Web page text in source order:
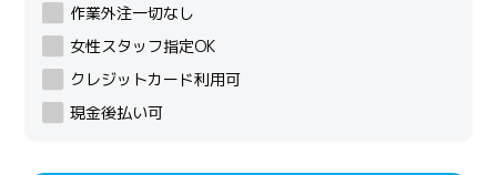
作業外注一切なし
女性スタッフ指定OK
クレジットカード利用可
現金後払い可